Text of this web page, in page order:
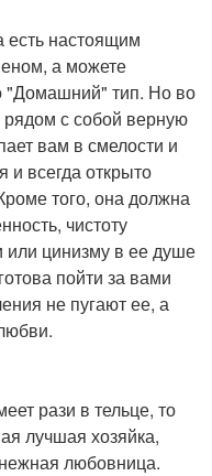
настоящим
а можете
"Домашний" тип. Но во
рядом с собой верную
вам в смелости и
и всегда открыто
того, она должна
чистоту
или цинизму в ее душе
пойти за вами
не пугают ее, а
рази в тельце, то
лучшая хозяйка,
любовница.